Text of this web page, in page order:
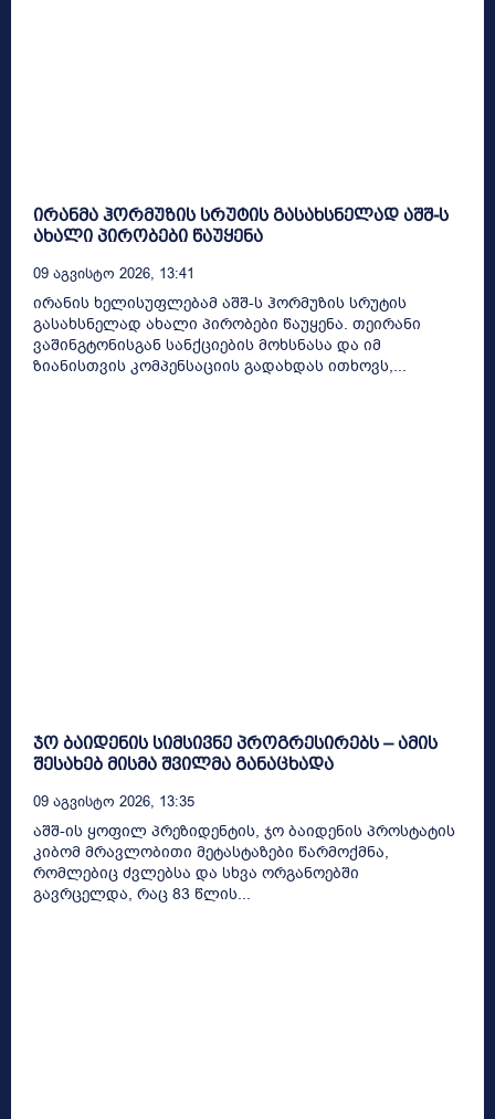
ირანმა ჰორმუზის სრუტის გასახსნელად აშშ-ს
ახალი პირობები წაუყენა
09 Აგვისტო 2026, 13:41
ირანის ხელისუფლებამ აშშ-ს ჰორმუზის სრუტის
გასახსნელად ახალი პირობები წაუყენა. თეირანი
ვაშინგტონისგან სანქციების მოხსნასა და იმ
ზიანისთვის კომპენსაციის გადახდას ითხოვს,...
ჯო ბაიდენის სიმსივნე პროგრესირებს – ამის
შესახებ მისმა შვილმა განაცხადა
09 Აგვისტო 2026, 13:35
აშშ-ის ყოფილ პრეზიდენტის, ჯო ბაიდენის პროსტატის
კიბომ მრავლობითი მეტასტაზები წარმოქმნა,
რომლებიც ძვლებსა და სხვა ორგანოებში
გავრცელდა, რაც 83 წლის...